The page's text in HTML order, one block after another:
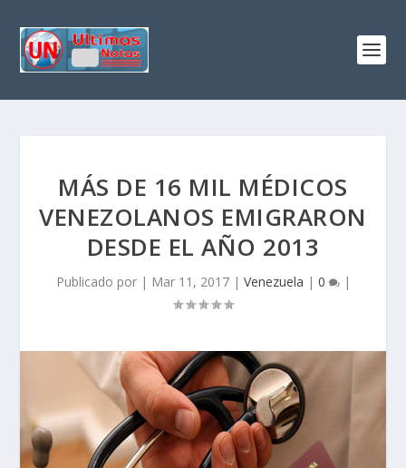
MÁS DE 16 MIL MÉDICOS
VENEZOLANOS EMIGRARON
DESDE EL AÑO 2013
Publicado por | Mar 11, 2017| Venezuela | 0 |